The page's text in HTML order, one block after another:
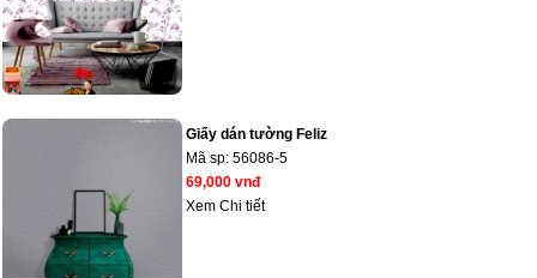
Giấy dán tường Feliz
Mã sp: 56086-5
69,000 vnđ
Xem Chi tiết